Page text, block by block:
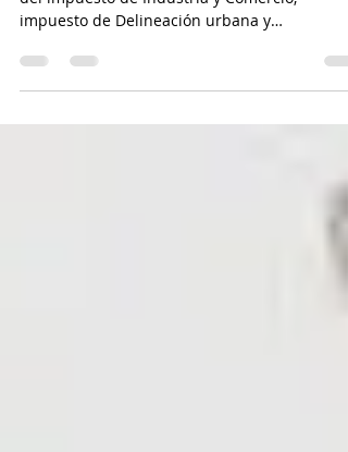
Atención Pereira. Los beneficios en las tarifas
impuesto de Delineación urbana y
condonación